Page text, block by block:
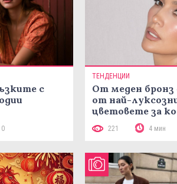
с
0
ТЕНДЕНЦИИ
От меден бронз
от най-
цветовете за
221 4 мин